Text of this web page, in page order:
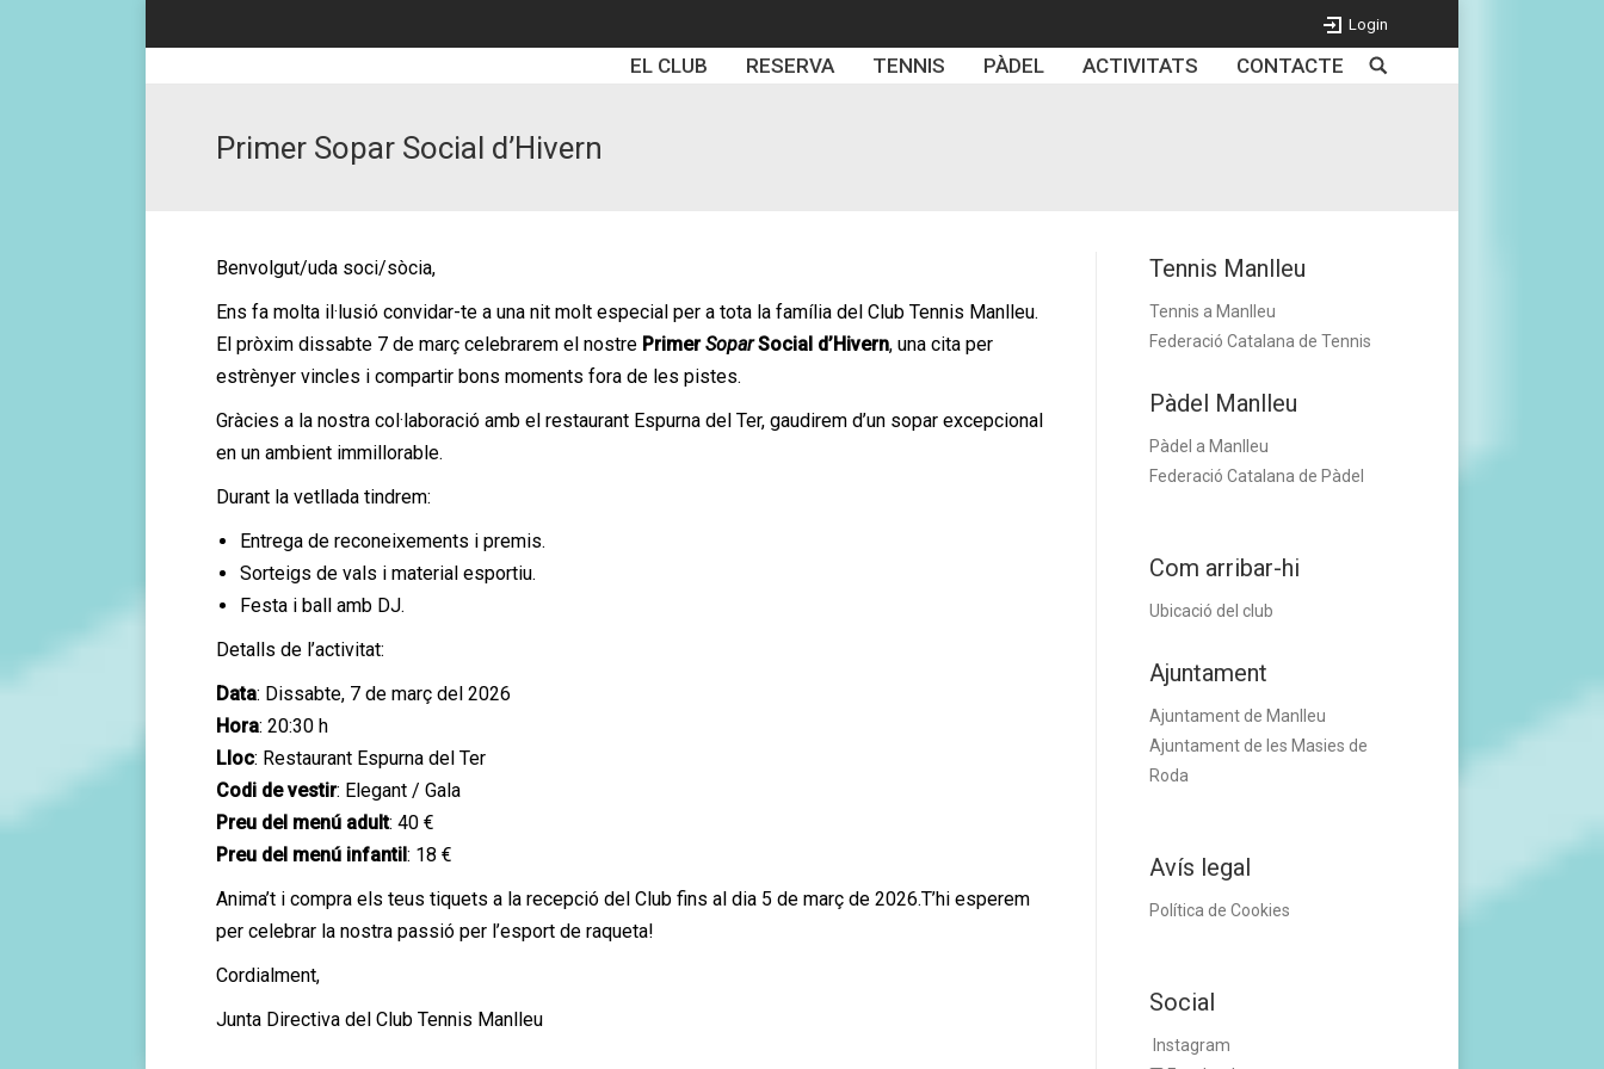
Login
EL CLUB RESERVA TENNIS PÀDEL ACTIVITATS CONTACTE
Primer Sopar Social d’Hivern
Benvolgut/uda soci/sòcia,
Ens fa molta il·lusió convidar-te a una nit molt especial per a tota la família del Club Tennis Manlleu.
El pròxim dissabte 7 de març celebrarem el nostre PrimerSoparSocial d’Hivern, una cita per
estrènyer vincles i compartir bons moments fora de les pistes.
Gràcies a la nostra col·laboració amb el restaurant Espurna del Ter, gaudirem d’un sopar excepcional
en un ambient immillorable.
Durant la vetllada tindrem:
Entrega de reconeixements i premis.
Sorteigs de vals i material esportiu.
Festa i ball amb DJ.
Detalls de l’activitat:
Data: Dissabte, 7 de març del 2026
Hora: 20:30 h
Lloc: Restaurant Espurna del Ter
Codi de vestir: Elegant / Gala
Preu del menú adult: 40 €
Preu del menú infantil: 18 €
Anima’t i compra els teus tiquets a la recepció del Club fins al dia 5 de març de 2026.T’hi esperem
per celebrar la nostra passió per l’esport de raqueta!
Cordialment,
Junta Directiva del Club Tennis Manlleu
Tennis Manlleu
Tennis a Manlleu
Federació Catalana de Tennis
Pàdel Manlleu
Pàdel a Manlleu
Federació Catalana de Pàdel
Com arribar-hi
Ubicació del club
Ajuntament
Ajuntament de Manlleu
Ajuntament de les Masies de
Roda
Avís legal
Política de Cookies
Social
Instagram